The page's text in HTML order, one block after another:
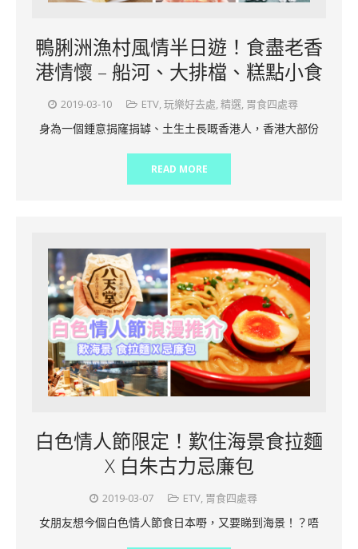
鴨脷洲漁村風情半日遊！食盡老香
港情懷 – 船河、大排檔、糕點小食
2019-03-10 ETV,玩樂好去處,精選, 胃食四處尋
身為一個鍾意捐窿捐罅、土生土長嘅香港人，香港大部份
READ MORE
白色情人節限定！歎住海景食拉麵
X 白朱古力忌廉包
2019-03-07 ETV, 胃食四處尋
女朋友想今個白色情人節食日本嘢，又要睇到海景！？唔